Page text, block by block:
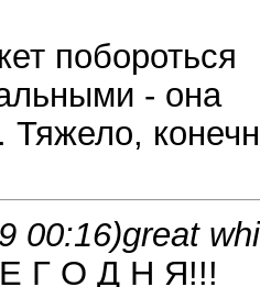
побороться
- она
Тяжело,
00:16)great
Г О Д Н Я!!!